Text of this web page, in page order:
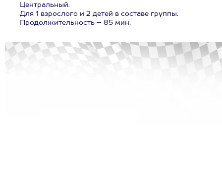
Центральный.
Для 1 взрослого и 2 детей в составе группы.
Продолжительность – 85 мин.